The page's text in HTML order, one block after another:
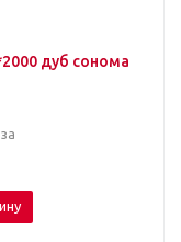
дуб сонома